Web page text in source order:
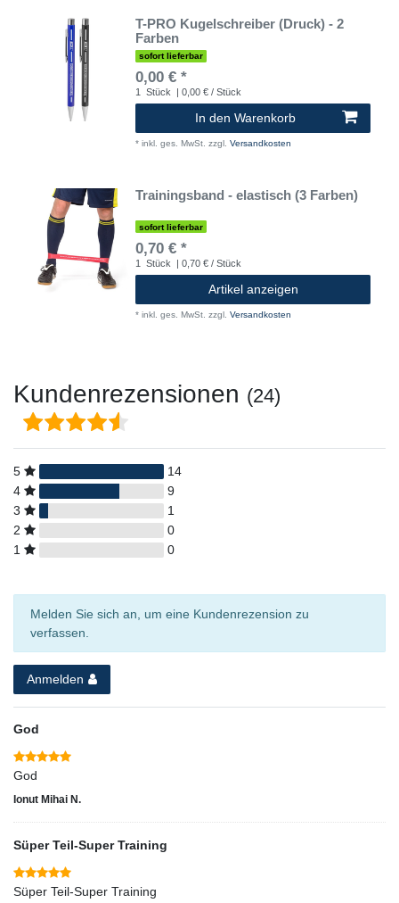
T-PRO Kugelschreiber (Druck) - 2
Farben
sofort lieferbar
0,00 € *
1 Stück | 0,00 € / Stück
In den Warenkorb
* inkl. ges. MwSt. zzgl. Versandkosten
Trainingsband - elastisch (3 Farben)
sofort lieferbar
0,70 € *
1 Stück | 0,70 € / Stück
Artikel anzeigen
* inkl. ges. MwSt. zzgl. Versandkosten
Kundenrezensionen (24)
5
14
4
9
3
1
2
0
1
0
Melden Sie sich an, um eine Kundenrezension zu
verfassen.
Anmelden
God
God
Ionut Mihai N.
Süper Teil-Super Training
Süper Teil-Super Training